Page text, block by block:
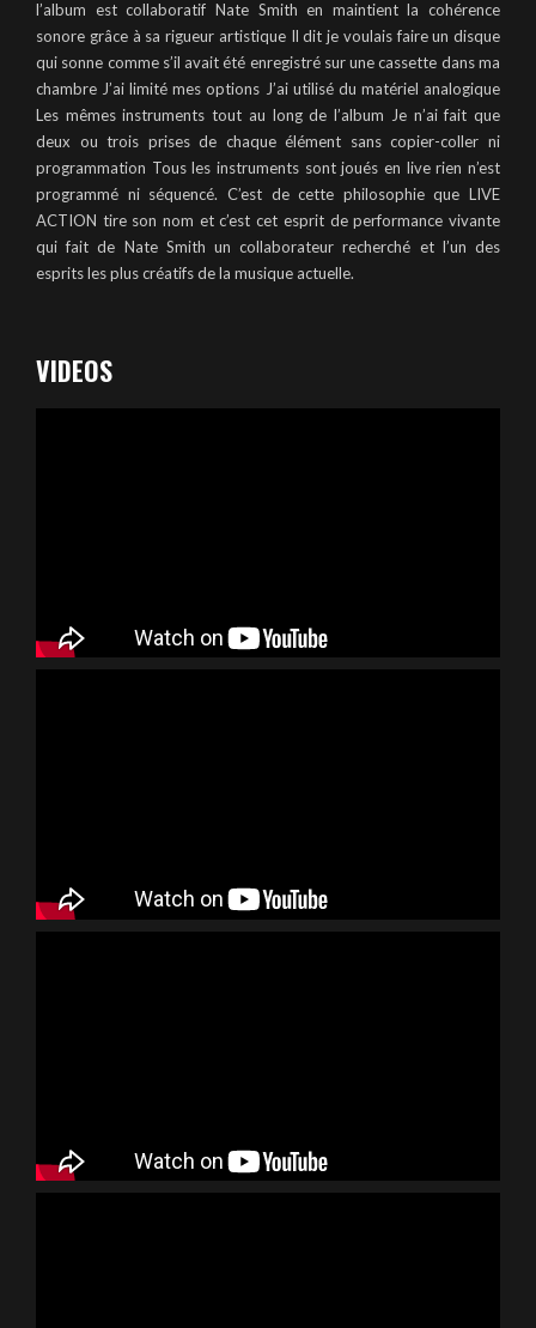
l’album est collaboratif Nate Smith en maintient la cohérence
sonore grâce à sa rigueur artistique Il dit je voulais faire un disque
qui sonne comme s’il avait été enregistré sur une cassette dans ma
chambre J’ai limité mes options J’ai utilisé du matériel analogique
Les mêmes instruments tout au long de l’album Je n’ai fait que
deux ou trois prises de chaque élément sans copier-coller ni
programmation Tous les instruments sont joués en live rien n’est
programmé ni séquencé. C’est de cette philosophie que LIVE
ACTION tire son nom et c’est cet esprit de performance vivante
qui fait de Nate Smith un collaborateur recherché et l’un des
esprits les plus créatifs de la musique actuelle.
VIDEOS